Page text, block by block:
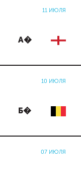
11 ИЮЛЯ
А�
10 ИЮЛЯ
Б�
07 ИЮЛЯ